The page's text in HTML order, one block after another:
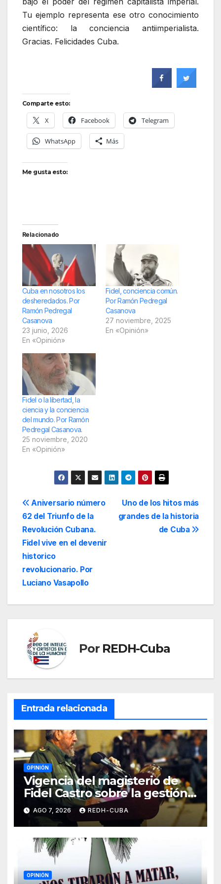
Tu ejemplo representa ese otro conocimiento
científico: la conciencia antiimperialista.
Gracias. Felicidades Cuba.
Comparte esto:
X Facebook Telegram
WhatsApp Más
Me gusta esto:
Relacionado
Cuba en nosotros los
desheredados. Por
Ramón Pedregal
Casanova
23 junio, 2026
En «Opinión»
Fidel, conciencia común.
Por Ramón Pedregal
Casanova
27 noviembre, 2025
En «Opinión»
Fidel o la libertad, la
ciencia y la conciencia
del mundo. Por Ramón
Pedregal Casanova.
25 noviembre, 2020
En «Opinión»
Navegación
de
entradas
Uno de los hitos más
grandes de la historia
de Cuba
Aniversario número
62 del Triunfo de la
Revolución Cubana.
Fidel vive en el devenir
historico
revolucionario. Por
Luciano Vasapollo
Por REDH-Cuba
Entrada relacionada
OPINIÓN
Vigencia del magisterio de
Fidel Castro sobre la gestión
del liderazgo revolucionario.
Por Jorge Luís Guach Estévez
AGO 7, 2026 REDH-CUBA
OPINIÓN